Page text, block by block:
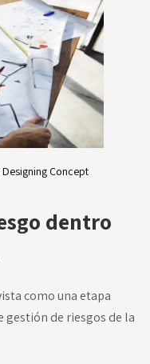
Concept
dentro
como una etapa
gestión de riesgos de la